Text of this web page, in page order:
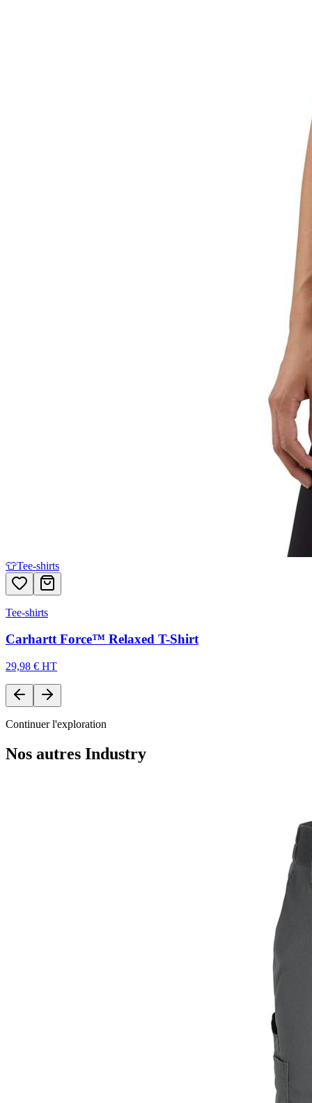
👕Tee-shirts
Tee-shirts
Carhartt Force™ Relaxed T-Shirt
29,98 € HT
Continuer l'exploration
Nos autres Industry